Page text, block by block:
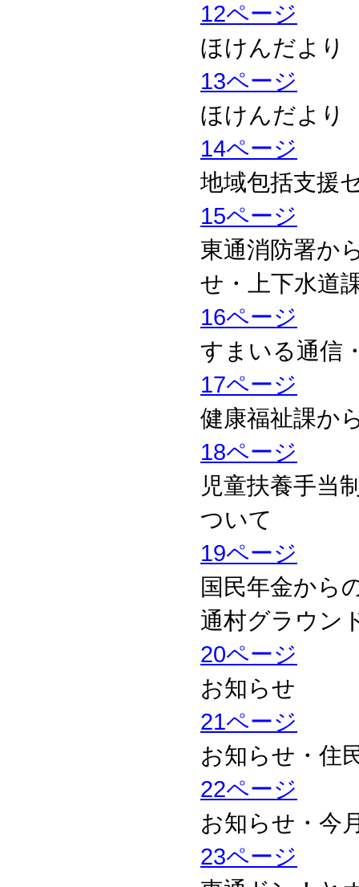
12ページ
ほけんだより
13ページ
ほけんだより
14ページ
地域包括支援
15ページ
東通消防署か
せ・上下水道
16ページ
すまいる通信
17ページ
健康福祉課か
18ページ
児童扶養手当
ついて
19ページ
国民年金から
通村グラウン
20ページ
お知らせ
21ページ
お知らせ・住
22ページ
お知らせ・今
23ページ